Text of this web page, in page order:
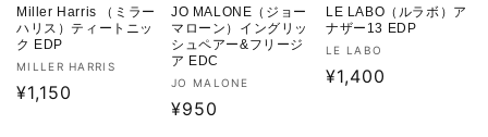
Miller Harris （ミラー
ハリス）ティートニッ
ク EDP
販
売
MILLER HARRIS
通
¥1,150
JO MALONE（ジョー
マローン）イングリッ
シュペアー&フリージ
ア EDC
販
売
JO MALONE
通
¥950
LE LABO（ルラボ）ア
ナザー13 EDP
販
売
LE LABO
通
¥1,400